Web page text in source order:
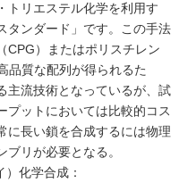
トリエステル化学を利用す
タンダード」です。この手法
CPG）またはポリスチレン
品質な配列が得られるた
主流技術となっているが、試
プットにおいては比較的コス
に長い鎖を合成するには物理
リが必要となる。
化学合成：